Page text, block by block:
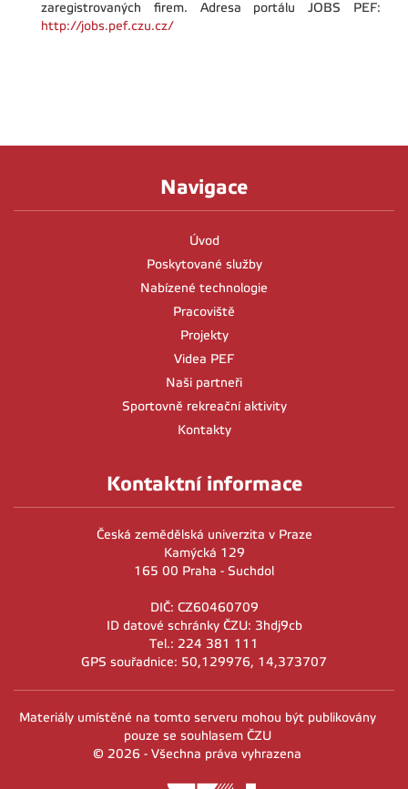
zaregistrovaných firem. Adresa portálu JOBS PEF:
http://jobs.pef.czu.cz/
Navigace
Úvod
Poskytované služby
Nabízené technologie
Pracoviště
Projekty
Videa PEF
Naši partneři
Sportovně rekreační aktivity
Kontakty
Kontaktní informace
Česká zemědělská univerzita v Praze
Kamýcká 129
165 00 Praha - Suchdol
DIČ: CZ60460709
ID datové schránky ČZU: 3hdj9cb
Tel.: 224 381 111
GPS souřadnice: 50,129976, 14,373707
Materiály umístěné na tomto serveru mohou být publikovány
pouze se souhlasem ČZU
© 2026 - Všechna práva vyhrazena